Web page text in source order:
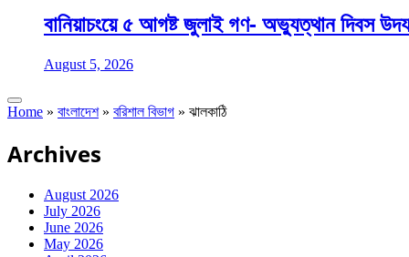
বানিয়াচংয়ে ৫ আগষ্ট জুলাই গণ- অভ্যুত্থান দিবস
August 5, 2026
Home » বাংলাদেশ» বরিশাল বিভাগ » ঝালকাঠি
Archives
August 2026
July 2026
June 2026
May 2026